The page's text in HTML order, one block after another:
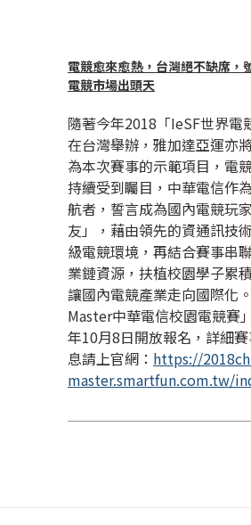
電競愈來愈熱，台灣絕不缺席，
電競市場出頭天
隨著今年2018 「IeSF世界電
在台灣舉辦，雅加達亞運亦
為本次賽事的示範項目，電
持續受到矚目，中華電信作
航者，誓言成為國內電競玩
友」，藉由領先的資通訊技
級電競環境，再結合賽事串
業鏈資源，扶植校園學子累
讓國內電競產業走向國際化
Master中華電信校園電競賽
年10月8日開放報名，詳細
息請上官網： https://
master.smartfun.com.tw/